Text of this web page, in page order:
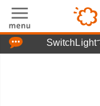
SwitchLight
「つぶやき」の使